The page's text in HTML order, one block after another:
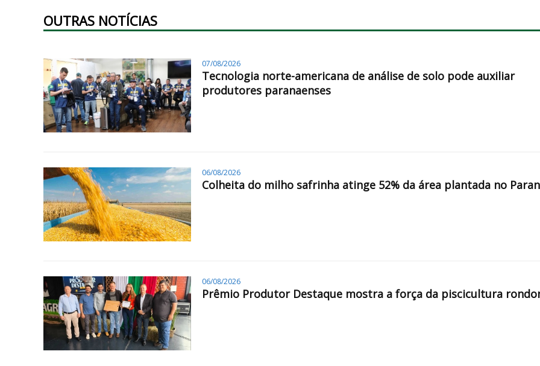
OUTRAS NOTÍCIAS
07/08/2026
Tecnologia norte-americana de análise de solo pode auxiliar
produtores paranaenses
06/08/2026
Colheita do milho safrinha atinge 52% da área plantada no
06/08/2026
Prêmio Produtor Destaque mostra a força da piscicultura